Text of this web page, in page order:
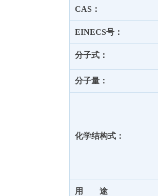
CAS：
EINECS号：
分子式：
分子量：
化学结构式：
用 途